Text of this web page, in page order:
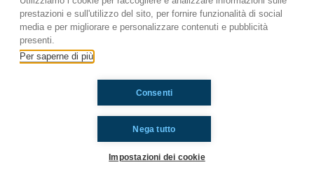
scoprire il lavoro dei vostri genitori?
#OkkinSu www.radioimmaginaria.it
prestazioni e sull'utilizzo del sito, per fornire funzionalità di social
media e per migliorare e personalizzare contenuti e pubblicità
presenti.
Per saperne di più
Nega tutto
Consenti
Impostazioni dei cookie